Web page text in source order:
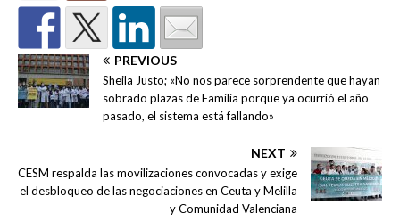
PREVIOUS
Sheila Justo; «No nos parece sorprendente que hayan
sobrado plazas de Familia porque ya ocurrió el año
pasado, el sistema está fallando»
NEXT
CESM respalda las movilizaciones convocadas y exige
el desbloqueo de las negociaciones en Ceuta y Melilla
y Comunidad Valenciana